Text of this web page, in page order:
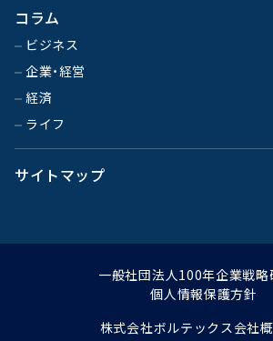
コラム
ビジネス
企業・経営
経済
ライフ
サイトマップ
一般社団法人100年企業戦略
個人情報保護方針
株式会社ボルテックス会社